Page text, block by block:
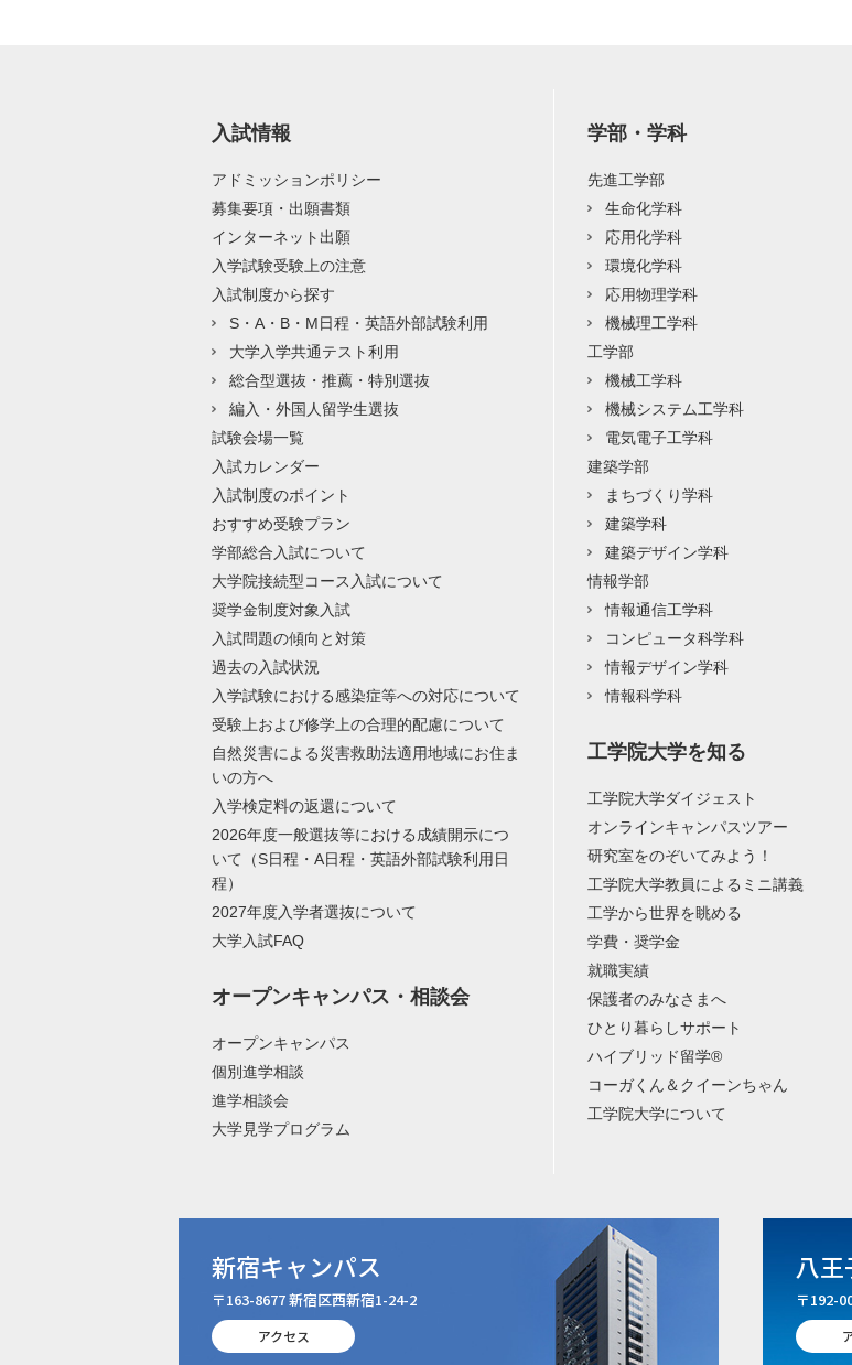
入試情報
アドミッションポリシー
募集要項・出願書類
インターネット出願
入学試験受験上の注意
入試制度から探す
S・A・B・M日程・英語外部試験利用
大学入学共通テスト利用
総合型選抜・推薦・特別選抜
編入・外国人留学生選抜
試験会場一覧
入試カレンダー
入試制度のポイント
おすすめ受験プラン
学部総合入試について
大学院接続型コース入試について
奨学金制度対象入試
入試問題の傾向と対策
過去の入試状況
入学試験における感染症等への対応について
受験上および修学上の合理的配慮について
自然災害による災害救助法適用地域にお住ま
いの方へ
入学検定料の返還について
2026年度一般選抜等における成績開示につ
いて（S日程・A日程・英語外部試験利用日
程）
2027年度入学者選抜について
大学入試FAQ
オープンキャンパス・相談会
オープンキャンパス
個別進学相談
進学相談会
大学見学プログラム
学部・学科
先進工学部
生命化学科
応用化学科
環境化学科
応用物理学科
機械理工学科
工学部
機械工学科
機械システム工学科
電気電子工学科
建築学部
まちづくり学科
建築学科
建築デザイン学科
情報学部
情報通信工学科
コンピュータ科学科
情報デザイン学科
情報科学科
工学院大学を知る
工学院大学ダイジェスト
オンラインキャンパスツアー
研究室をのぞいてみよう！
工学院大学教員によるミニ講義
工学から世界を眺める
学費・奨学金
就職実績
保護者のみなさまへ
ひとり暮らしサポート
ハイブリッド留学®
コーガくん＆クイーンちゃん
工学院大学について
新宿キャンパス
〒163-8677 新宿区西新宿1-24-2
アクセス
八王
〒192-